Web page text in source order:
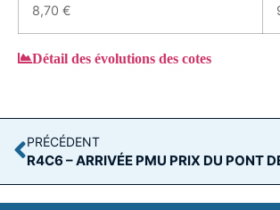
8,70 €
Détail des évolutions des cotes
PRÉCÉDENT
R4C6 – ARRIVÉE PMU PRIX DU PONT